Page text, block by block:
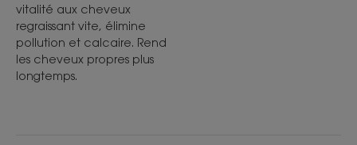
vitalité aux cheveux
regraissant vite, élimine
pollution et calcaire. Rend
les cheveux propres plus
longtemps.